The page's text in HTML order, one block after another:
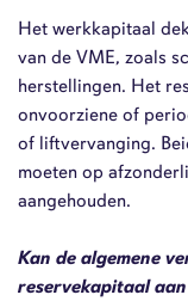
Het werkkapitaal
van de VME, zoals
herstellingen. Het
onvoorziene of
of liftvervanging.
moeten op
aangehouden.
Kan de algemene
reservekapitaal